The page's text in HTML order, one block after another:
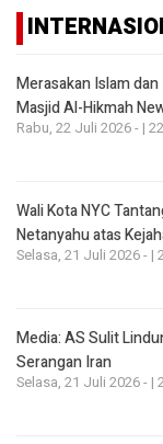
Merasakan Islam
Masjid Al-Hikmah
Rabu, 22 Juli 2026 - |
Wali Kota NYC
Netanyahu atas
Selasa, 21 Juli 2026 - |
Media: AS Sulit
Serangan Iran
Selasa, 21 Juli 2026 - |